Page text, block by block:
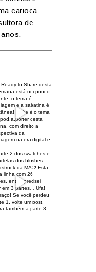
carioca
de